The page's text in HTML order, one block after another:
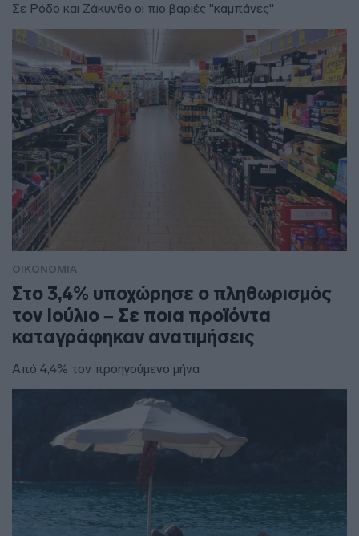
Σε Ρόδο και Ζάκυνθο οι πιο βαριές "καμπάνες"
ΟΙΚΟΝΟΜΙΑ
Στο 3,4% υποχώρησε ο πληθωρισμός
τον Ιούλιο – Σε ποια προϊόντα
καταγράφηκαν ανατιμήσεις
Από 4,4% τον προηγούμενο μήνα